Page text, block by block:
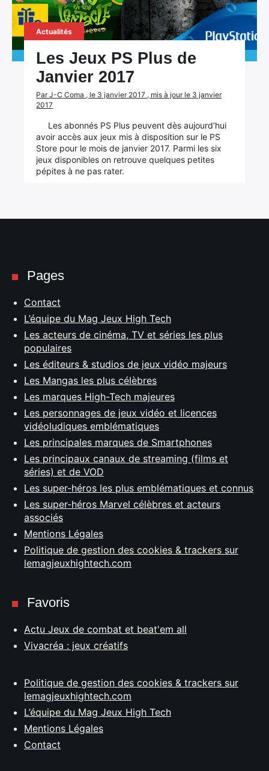
Actualités
Les Jeux PS Plus de
Janvier 2017
Par J-C Coma , le 3 janvier 2017 , mis à jour le 3 janvier
2017
Les abonnés PS Plus peuvent dès aujourd’hui
avoir accès aux jeux mis à disposition sur le PS
Store pour le mois de janvier 2017. Parmi les six
jeux disponibles on retrouve quelques petites
pépites à ne pas rater.
Pages
Contact
L’équipe du Mag Jeux High Tech
Les acteurs de cinéma, TV et séries les plus
populaires
Les éditeurs & studios de jeux vidéo majeurs
Les Mangas les plus célèbres
Les marques High-Tech majeures
Les personnages de jeux vidéo et licences
vidéoludiques emblématiques
Les principales marques de Smartphones
Les principaux canaux de streaming (films et
séries) et de VOD
Les super-héros les plus emblématiques et connus
Les super-héros Marvel célèbres et acteurs
associés
Mentions Légales
Politique de gestion des cookies & trackers sur
lemagjeuxhightech.com
Favoris
Actu Jeux de combat et beat'em all
Vivacréa : jeux créatifs
Politique de gestion des cookies & trackers sur
lemagjeuxhightech.com
L’équipe du Mag Jeux High Tech
Mentions Légales
Contact